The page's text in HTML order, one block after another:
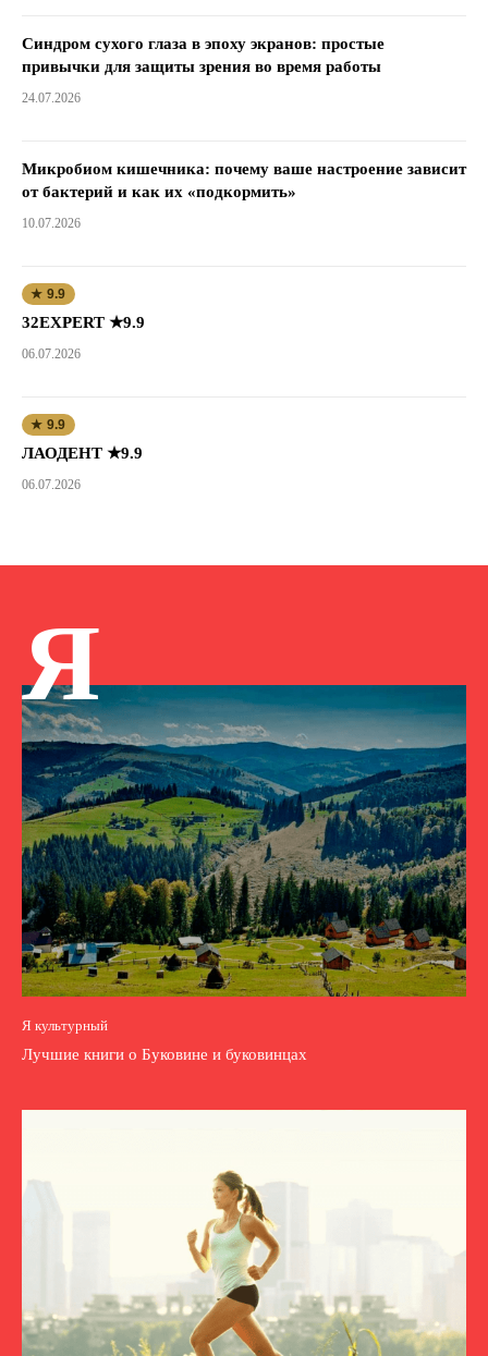
Синдром сухого глаза в эпоху экранов: простые
привычки для защиты зрения во время работы
24.07.2026
Микробиом кишечника: почему ваше настроение зависит
от бактерий и как их «подкормить»
10.07.2026
★ 9.9
32EXPERT ★9.9
06.07.2026
★ 9.9
ЛАОДЕНТ ★9.9
06.07.2026
Я
Я культурный
Лучшие книги о Буковине и буковинцах